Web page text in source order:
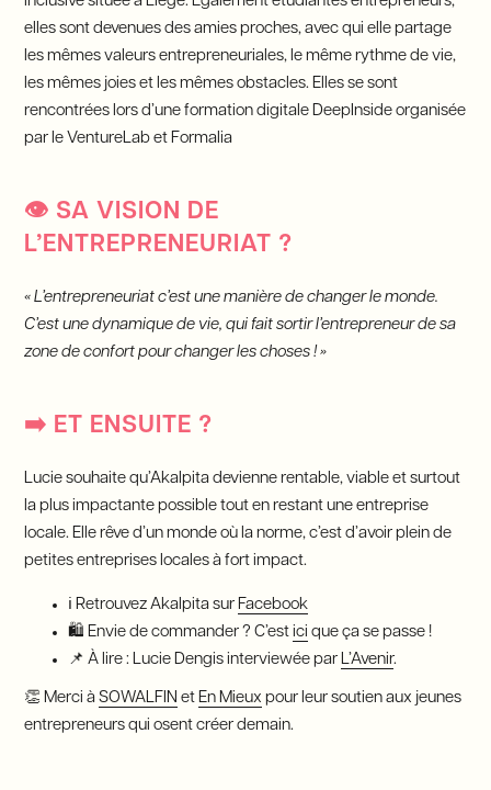
elles sont devenues des amies proches, avec qui elle partage
les mêmes valeurs entrepreneuriales, le même rythme de vie,
les mêmes joies et les mêmes obstacles. Elles se sont
rencontrées lors d’une formation digitale DeepInside organisée
par le VentureLab et Formalia
👁️ SA VISION DE
L’ENTREPRENEURIAT ?
« L’entrepreneuriat c’est une manière de changer le monde.
C’est une dynamique de vie, qui fait sortir l’entrepreneur de sa
zone de confort pour changer les choses ! »
➡️ ET ENSUITE ?
Lucie souhaite qu’Akalpita devienne rentable, viable et surtout
la plus impactante possible tout en restant une entreprise
locale. Elle rêve d’un monde où la norme, c’est d’avoir plein de
petites entreprises locales à fort impact.
ℹ️ Retrouvez Akalpita sur Facebook
🛍 Envie de commander ? C’estici que ça se passe !
📌 À lire : Lucie Dengis interviewée par L’Avenir.
👏 Merci àSOWALFIN et En Mieux pour leur soutien aux jeunes
entrepreneurs qui osent créer demain.